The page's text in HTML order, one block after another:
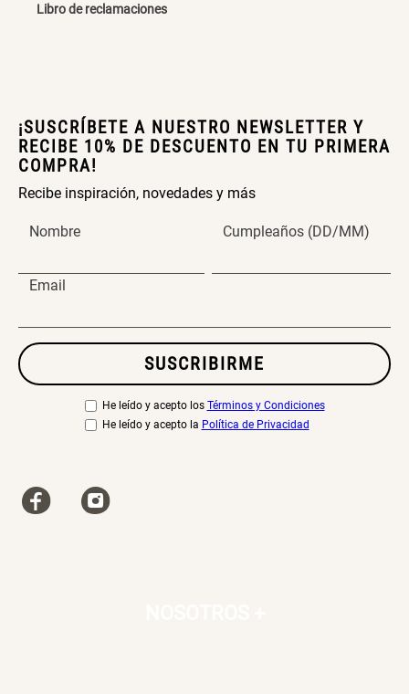
Libro de reclamaciones
¡SUSCRÍBETE A NUESTRO NEWSLETTER Y
RECIBE 10% DE DESCUENTO EN TU PRIMERA
COMPRA!
Recibe inspiración, novedades y más
Nombre Cumpleaños (DD/MM)
Email
SUSCRIBIRME
He leído y acepto los Términos y Condiciones
He leído y acepto la Política de Privacidad
S/ 35.90